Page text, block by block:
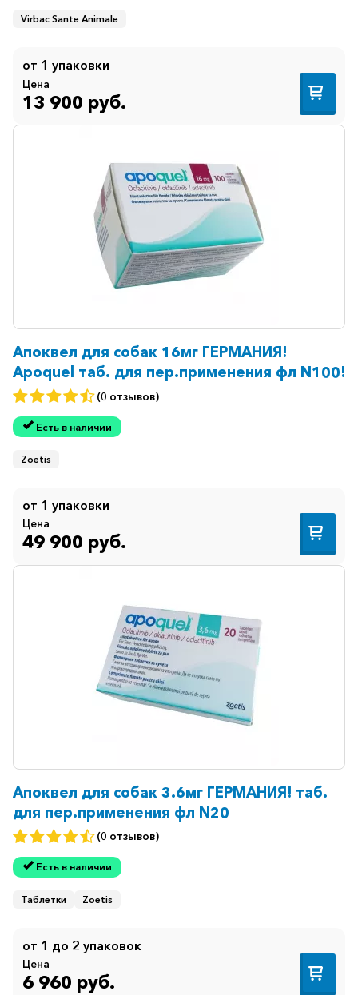
Иммунодепрессанты
Иммуностимуляторы
Метаболизм
Минеральный
Наружные
Неврологические
Офтальмология
Паркинсон
Противоаллергические
Противовирусные
Противовоспалительные
Противоопухолевые
Противоподагрические
Противоэпилептические
Пульмонология
Сердечные
Ухо-
горло-
нос
Хирургия
Щитовидная
Virbac Sante Animale
от 1 упаковки
Цена
13 900 руб.
Апоквел для собак 16мг ГЕРМАНИЯ!
Apoquel таб. для пер.применения фл N100!
(0 отзывов)
Есть в наличии
Zoetis
от 1 упаковки
Цена
49 900 руб.
Апоквел для собак 3.6мг ГЕРМАНИЯ! таб.
для пер.применения фл N20
(0 отзывов)
Есть в наличии
Таблетки Zoetis
от 1 до 2 упаковок
Цена
6 960 руб.